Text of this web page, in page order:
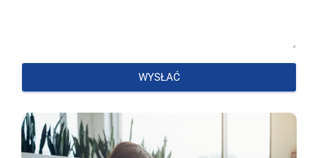
WYSŁAĆ